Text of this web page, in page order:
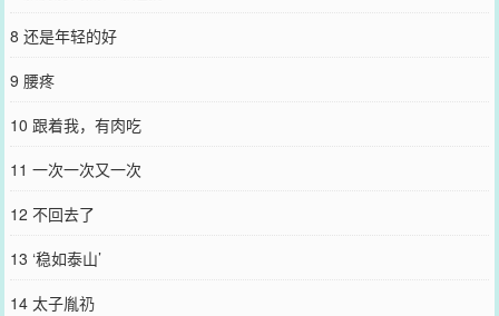
8 还是年轻的好
9 腰疼
10 跟着我，有肉吃
11 一次一次又一次
12 不回去了
13 ‘稳如泰山’
14 太子胤礽